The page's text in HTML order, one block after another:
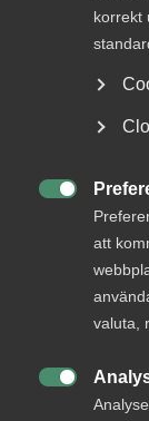
korrekt
att
valuta,
Sök på
Cookie-
Läs remissen
arbetsliv
Jobb & karriär
Bli medlem
Rådgivning,